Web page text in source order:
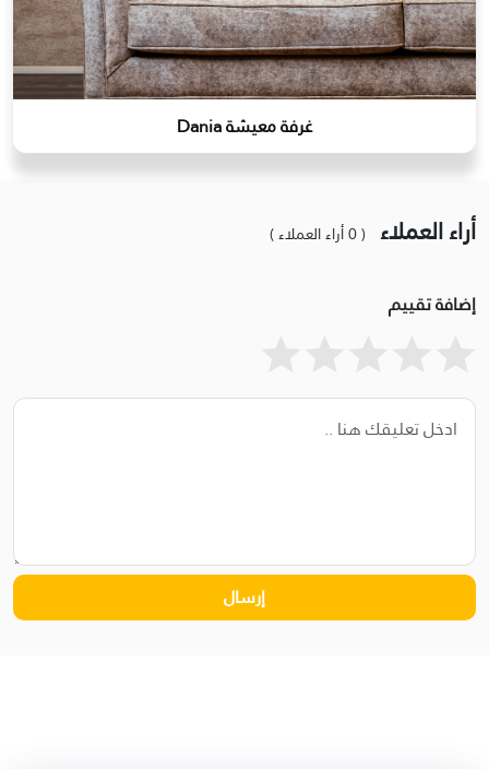
غرفة معيشة Dania
أراء العملاء ( 0 أراء العملاء )
إضافة تقييم